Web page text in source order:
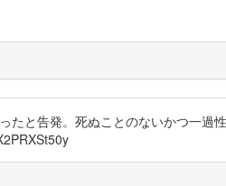
たと告発。死ぬことのないかつ一過